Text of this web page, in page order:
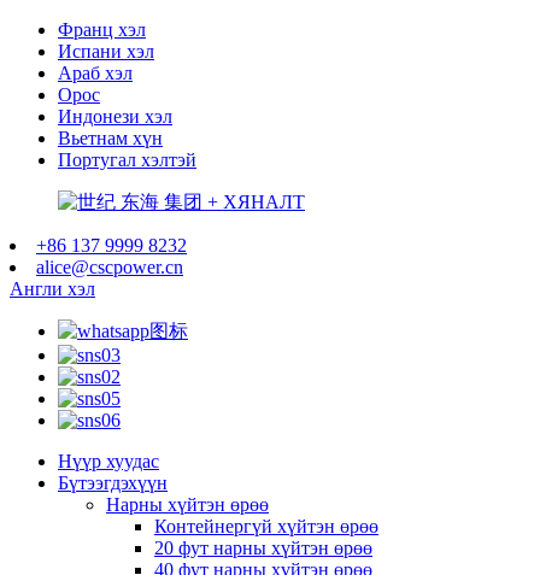
Франц хэл
Испани хэл
Араб хэл
Орос
Индонези хэл
Вьетнам хүн
Португал хэлтэй
+86 137 9999 8232
alice@cscpower.cn
Англи хэл
Нүүр хуудас
Бүтээгдэхүүн
Нарны хүйтэн өрөө
Контейнергүй хүйтэн өрөө
20 фут нарны хүйтэн өрөө
40 фут нарны хүйтэн өрөө